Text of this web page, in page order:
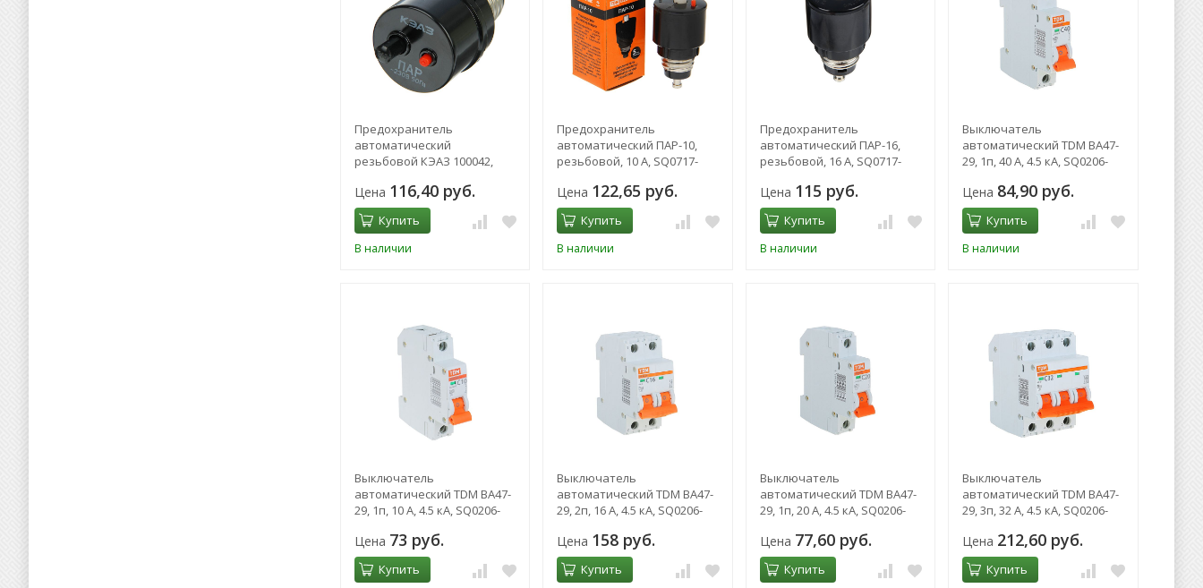
Предохранитель
автоматический
резьбовой КЭАЗ 100042,
автоматическая
Цена 116,40 руб.
Купить
В наличии
Предохранитель
автоматический ПАР-10,
резьбовой, 10 А, SQ0717-
Цена 122,65 руб.
Купить
В наличии
Предохранитель
автоматический ПАР-16,
резьбовой, 16 А, SQ0717-
Цена 115 руб.
Купить
В наличии
Выключатель
автоматический TDM ВА47-
29, 1п, 40 А, 4.5 кА, SQ0206-
Цена 84,90 руб.
Купить
В наличии
Выключатель
автоматический TDM ВА47-
29, 1п, 10 А, 4.5 кА, SQ0206-
Цена 73 руб.
Купить
Выключатель
автоматический TDM ВА47-
29, 2п, 16 А, 4.5 кА, SQ0206-
Цена 158 руб.
Купить
Выключатель
автоматический TDM ВА47-
29, 1п, 20 А, 4.5 кА, SQ0206-
Цена 77,60 руб.
Купить
Выключатель
автоматический TDM ВА47-
29, 3п, 32 А, 4.5 кА, SQ0206-
Цена 212,60 руб.
Купить